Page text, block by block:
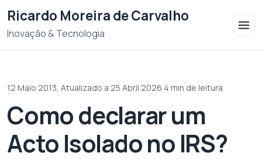
Ricardo Moreira de Carvalho
Inovação & Tecnologia
12 Maio 2013, Atualizado a 25 Abril 2026 4 min de leitura
Como declarar um
Acto Isolado no IRS?